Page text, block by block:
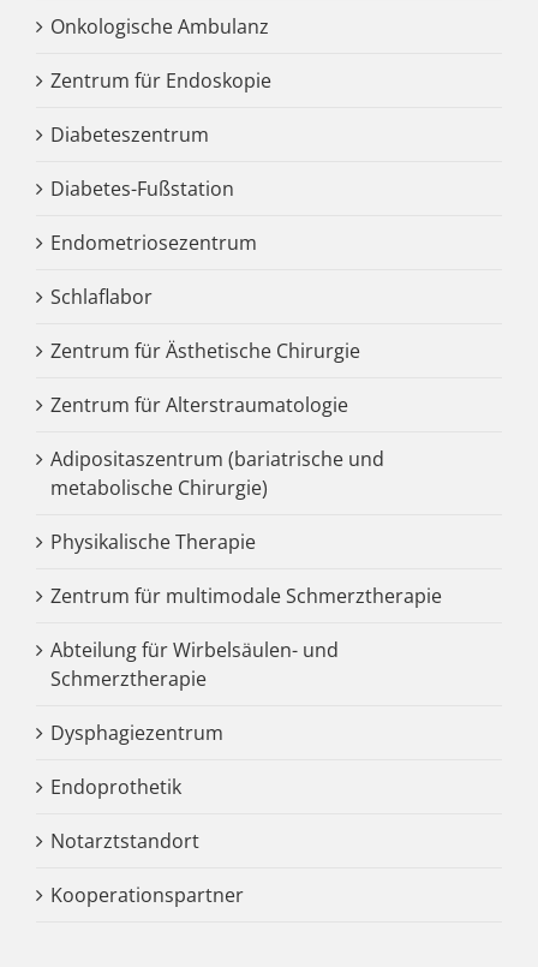
Onkologische Ambulanz
Zentrum für Endoskopie
Diabeteszentrum
Diabetes-Fußstation
Endometriosezentrum
Schlaflabor
Zentrum für Ästhetische Chirurgie
Zentrum für Alterstraumatologie
Adipositaszentrum (bariatrische und
metabolische Chirurgie)
Physikalische Therapie
Zentrum für multimodale Schmerztherapie
Abteilung für Wirbelsäulen- und
Schmerztherapie
Dysphagiezentrum
Endoprothetik
Notarztstandort
Kooperationspartner